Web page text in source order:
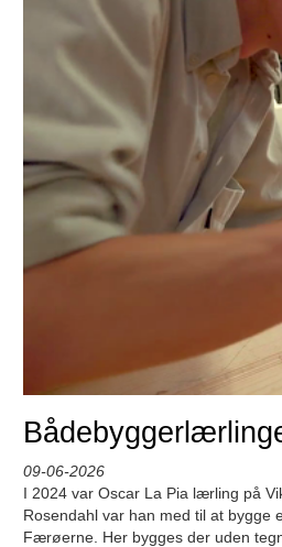
09-06-2026
I 2024 var Oscar La Pia lærling på
Rosendahl var han med til at
Færøerne. Her bygges der uden